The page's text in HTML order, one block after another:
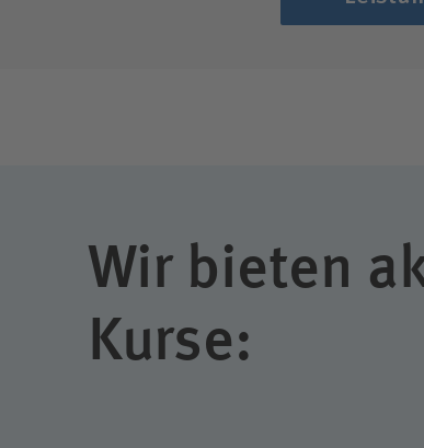
Wir bieten
Kurse: